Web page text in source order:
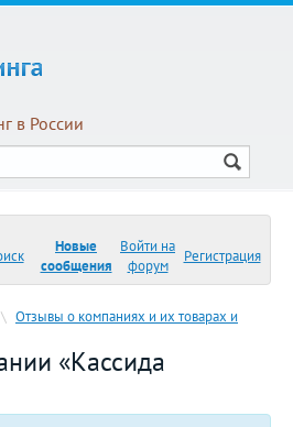
в России
Новые
сообщения
Войти на
форум
Регистрация
\ Отзывы о компаниях и их товарах и
«Кассида